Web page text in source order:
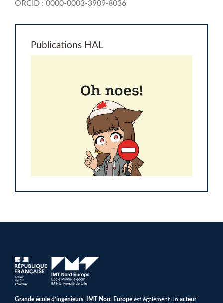
ORCID : 0000-0003-3909-8036
Publications HAL
Grande école d’ingénieurs IMT Nord Europe est également un acteur